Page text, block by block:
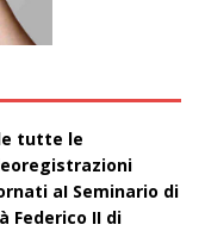
tutte le
aI Seminario di
Federico II di